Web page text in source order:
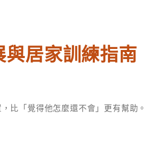
與居家訓練指南
比「覺得他怎麼還不會」更有幫助。